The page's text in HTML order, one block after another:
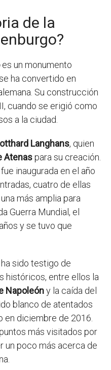
de la
es un monumento
ha convertido en
Su construcción
cuando se erigió como
a la ciudad.
Langhans, quien
Atenaspara su creación.
inaugurada en el año
cuatro de ellas
más amplia para
Guerra Mundial, el
y se tuvo que
sido testigo de
históricos, entre ellos la
Napoleóny la caída del
blanco de atentados
diciembre de 2016.
más visitados por
un poco más acerca de